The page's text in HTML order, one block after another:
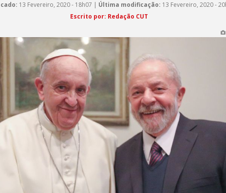
13 Fevereiro, 2020 - 18h07 | Última modificação: 13 Fevereiro, 2020 -
Escrito por: Redação CUT